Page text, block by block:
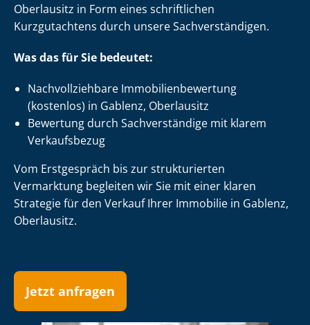
Oberlausitz in Form eines schriftlichen
Kurzgutachtens durch unsere Sach­ver­stän­di­gen.
Was das für Sie bedeutet:
Nach­voll­zieh­ba­re Im­mo­bi­li­en­be­wer­tung
(kostenlos) in Gablenz, Oberlausitz
Bewertung durch Sachverständige mit klarem
Verkaufsbezug
Vom Erstgespräch bis zur strukturierten
Vermarktung begleiten wir Sie mit einer klaren
Strategie für den Verkauf Ihrer Immobilie in Gablenz,
Oberlausitz.
Jetzt anfragen